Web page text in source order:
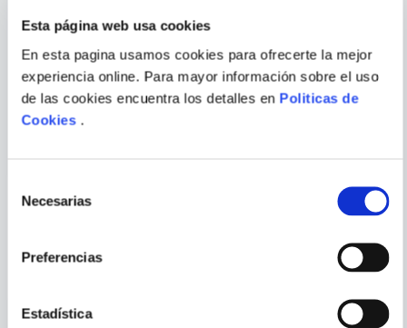
Esta página web usa cookies
En esta pagina usamos cookies para ofrecerte la mejor
experiencia online. Para mayor información sobre el uso
de las cookies encuentra los detalles en Politicas de
Cookies.
Necesarias
Preferencias
Estadística
ENVIAR
COMENTARIO
TRILOGIA MURAKAMI LA ISLA DE LAS VOCES
VISTE
VER TODOS